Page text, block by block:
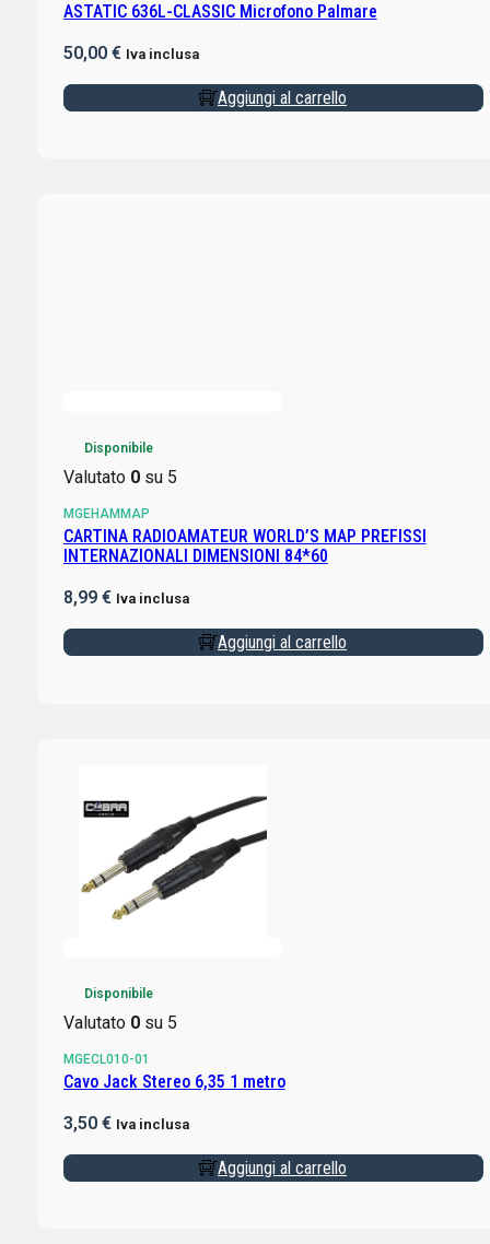
ASTATIC 636L-CLASSIC Microfono Palmare
50,00 € Iva inclusa
Aggiungi al carrello
Disponibile
Valutato 0su 5
MGEHAMMAP
CARTINA RADIOAMATEUR WORLD’S MAP PREFISSI
INTERNAZIONALI DIMENSIONI 84*60
8,99 € Iva inclusa
Aggiungi al carrello
Disponibile
Valutato 0su 5
MGECL010-01
Cavo Jack Stereo 6,35 1 metro
3,50 € Iva inclusa
Aggiungi al carrello